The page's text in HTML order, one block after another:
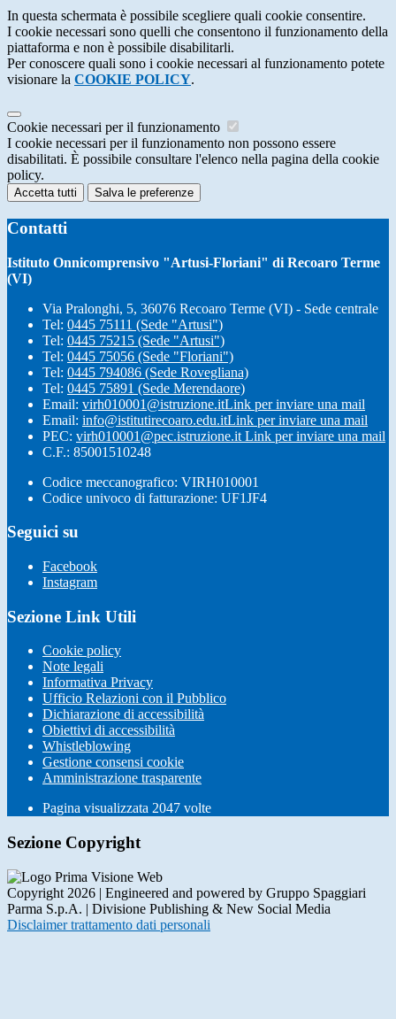
In questa schermata è possibile scegliere quali cookie consentire.
I cookie necessari sono quelli che consentono il funzionamento della
piattaforma e non è possibile disabilitarli.
Per conoscere quali sono i cookie necessari al funzionamento potete
visionare la COOKIE POLICY.
Cookie necessari per il funzionamento
I cookie necessari per il funzionamento non possono essere
disabilitati. È possibile consultare l'elenco nella pagina della cookie
policy.
Accetta tutti Salva le preferenze
Contatti
Istituto Onnicomprensivo "Artusi-Floriani" di Recoaro Terme
(VI)
Via Pralonghi, 5, 36076 Recoaro Terme (VI) - Sede centrale
Tel: 0445 75111 (Sede "Artusi")
Tel: 0445 75215 (Sede "Artusi")
Tel: 0445 75056 (Sede "Floriani")
Tel: 0445 794086 (Sede Rovegliana)
Tel: 0445 75891 (Sede Merendaore)
Email: virh010001@istruzione.itLink per inviare una mail
Email: info@istitutirecoaro.edu.itLink per inviare una mail
PEC: virh010001@pec.istruzione.it Link per inviare una mail
C.F.: 85001510248
Codice meccanografico: VIRH010001
Codice univoco di fatturazione: UF1JF4
Seguici su
Facebook
Instagram
Sezione Link Utili
Cookie policy
Note legali
Informativa Privacy
Ufficio Relazioni con il Pubblico
Dichiarazione di accessibilità
Obiettivi di accessibilità
Whistleblowing
Gestione consensi cookie
Amministrazione trasparente
Pagina visualizzata 2047 volte
Sezione Copyright
Copyright 2026 | Engineered and powered by Gruppo Spaggiari
Parma S.p.A. | Divisione Publishing & New Social Media
Disclaimer trattamento dati personali